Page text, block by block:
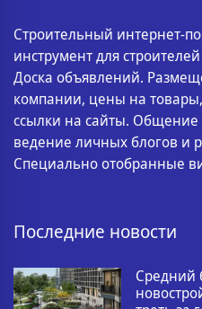
Строительный интернет-
инструмент для
Доска объявлений.
компании, цены на товары,
ссылки на сайты. Общение
ведение личных блогов и
Специально отобранные
Последние новости
Средний